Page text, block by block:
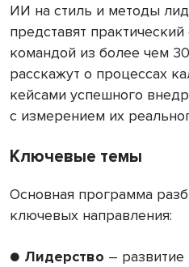
ИИ на стиль и методы
представят
командой из более чем
расскажут о процессах
кейсами успешного
с измерением их
Ключевые темы
Основная программа
ключевых направления:
● Лидерство – развитие